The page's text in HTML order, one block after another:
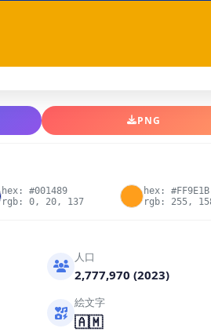
PNG
hex: #001489
rgb: 0, 20, 137
hex: #FF9E1B
rgb: 255,
人口
2,777,970 (2023)
絵文字
🇦🇲